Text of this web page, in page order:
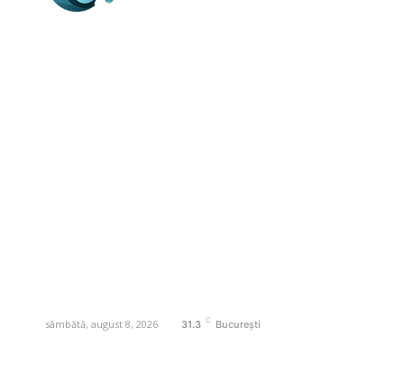
sâmbătă, august 8, 2026 31.3 C București